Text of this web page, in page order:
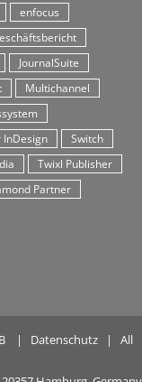
enfocus
JournalSuite
Multichannel
InDesign
Switch
Twixl Publisher
Partner
| Datenschutz| All